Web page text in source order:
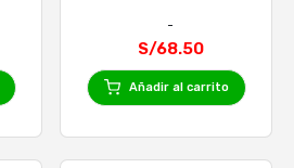
S/68.50
Añadir al carrito